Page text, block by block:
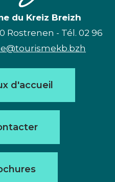
du Kreiz Breizh
Rostrenen - Tél. 02 96
d'accueil